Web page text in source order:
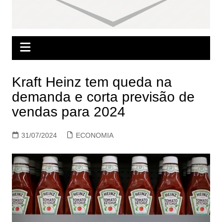
Kraft Heinz tem queda na
demanda e corta previsão de
vendas para 2024
31/07/2024 ECONOMIA